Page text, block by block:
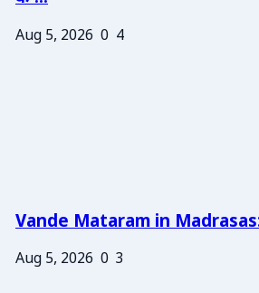
Aug 5, 2026 0 4
Vande Mataram in
Aug 5, 2026 0 3